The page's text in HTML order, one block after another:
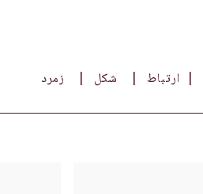
ارتباط شكل زمرد